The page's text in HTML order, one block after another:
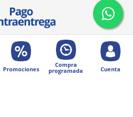
Promociones
Compra
programada
Cuenta